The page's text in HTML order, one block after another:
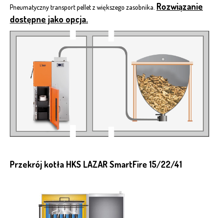
Pneumatyczny transport pellet z większego zasobnika. Rozwiązanie
dostępne jako opcja.
Przekrój kotła HKS LAZAR SmartFire 15/22/41